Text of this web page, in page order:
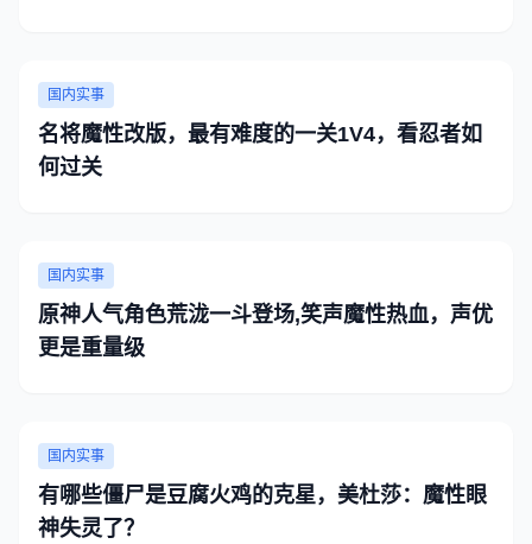
国内实事
名将魔性改版，最有难度的一关1V4，看忍者如
何过关
国内实事
原神人气角色荒泷一斗登场,笑声魔性热血，声优
更是重量级
国内实事
有哪些僵尸是豆腐火鸡的克星，美杜莎：魔性眼
神失灵了？